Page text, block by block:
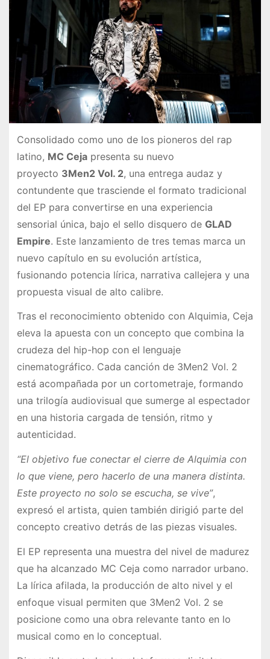
Consolidado como uno de los pioneros del rap
latino, MC Cejapresenta su nuevo
proyecto 3Men2 Vol. 2, una entrega audaz y
contundente que trasciende el formato tradicional
del EP para convertirse en una experiencia
sensorial única, bajo el sello disquero de GLAD
Empire. Este lanzamiento de tres temas marca un
nuevo capítulo en su evolución artística,
fusionando potencia lírica, narrativa callejera y una
propuesta visual de alto calibre.
Tras el reconocimiento obtenido con Alquimia, Ceja
eleva la apuesta con un concepto que combina la
crudeza del hip-hop con el lenguaje
cinematográfico. Cada canción de 3Men2 Vol. 2
está acompañada por un cortometraje, formando
una trilogía audiovisual que sumerge al espectador
en una historia cargada de tensión, ritmo y
autenticidad.
“El objetivo fue conectar el cierre de Alquimia con
lo que viene, pero hacerlo de una manera distinta.
Este proyecto no solo se escucha, se vive”,
expresó el artista, quien también dirigió parte del
concepto creativo detrás de las piezas visuales.
El EP representa una muestra del nivel de madurez
que ha alcanzado MC Ceja como narrador urbano.
La lírica afilada, la producción de alto nivel y el
enfoque visual permiten que 3Men2 Vol. 2 se
posicione como una obra relevante tanto en lo
musical como en lo conceptual.